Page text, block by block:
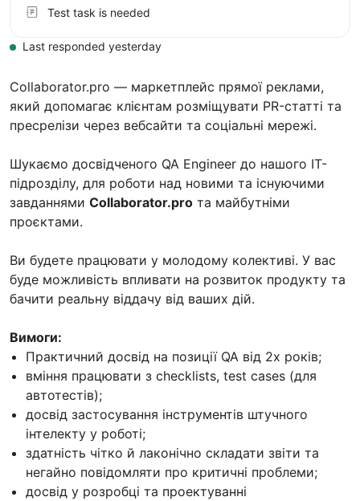
Сollaborator.pro — маркетплейс прямої реклами,
який допомагає клієнтам розміщувати PR-статті та
пресрелізи через вебсайти та соціальні мережі.
Шукаємо досвідченого QA Engineer до нашого IT-
підрозділу, для роботи над новими та існуючими
завданнями Collaborator.pro та майбутніми
проєктами.
Ви будете працювати у молодому колективі. У вас
буде можливість впливати на розвиток продукту та
бачити реальну віддачу від ваших дій.
Вимоги:
Практичний досвід на позиції QA від 2х років;
вміння працювати з checklists, test cases (для
автотестів);
досвід застосування інструментів штучного
інтелекту у роботі;
здатність чітко й лаконічно складати звіти та
негайно повідомляти про критичні проблеми;
досвід у розробці та проектуванні
Test task is needed
Last responded yesterday